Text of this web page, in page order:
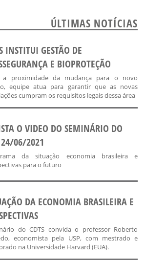
ÚLTIMAS NOTÍCIAS
INSTITUI GESTÃO DE
E BIOPROTEÇÃO
a proximidade da mudança para o novo
equipe atua para garantir que as novas
cumpram os requisitos legais dessa área
O VIDEO DO SEMINÁRIO DO
06/2021
da situação economia brasileira e
para o futuro
DA ECONOMIA BRASILEIRA E
do CDTS convida o professor Roberto
economista pela USP, com mestrado e
na Universidade Harvard (EUA).